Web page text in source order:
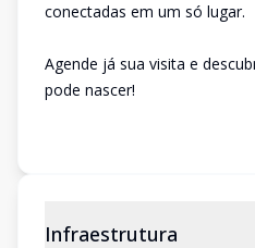
conectadas em um só lugar.
Agende já sua visita e
pode nascer!
Infraestrutura